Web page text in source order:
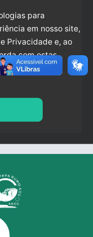
para
em nosso site,
Privacidade e, ao
com estas